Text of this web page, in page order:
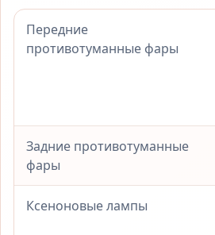
Передние
противотуманные фары
Задние противотуманные
фары
Ксеноновые лампы